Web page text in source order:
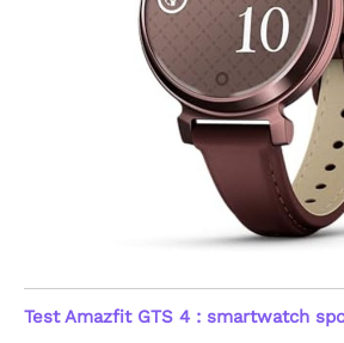
Test Amazfit GTS 4 : smartwatch